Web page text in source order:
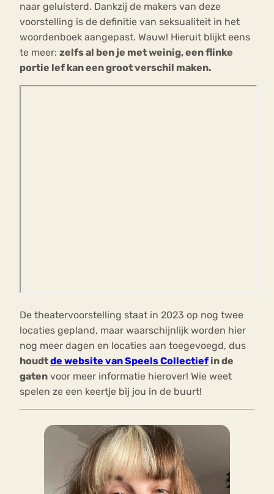
naar geluisterd. Dankzij de makers van deze
voorstelling is de definitie van seksualiteit in het
woordenboek aangepast. Wauw! Hieruit blijkt eens
te meer: zelfs al ben je met weinig, een flinke
portie lef kan een groot verschil maken.
De theatervoorstelling staat in 2023 op nog twee
locaties gepland, maar waarschijnlijk worden hier
nog meer dagen en locaties aan toegevoegd, dus
houdtde website van Speels Collectief in de
gaten voor meer informatie hierover! Wie weet
spelen ze een keertje bij jou in de buurt!